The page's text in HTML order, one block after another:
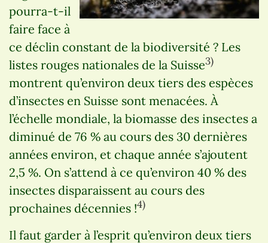
pourra-t-il
faire face à
ce déclin constant de la biodiversité ? Les
listes rouges nationales de la Suisse3)
montrent qu’environ deux tiers des espèces
d’insectes en Suisse sont menacées. À
l’échelle mondiale, la biomasse des insectes a
diminué de 76 % au cours des 30 dernières
années environ, et chaque année s’ajoutent
2,5 %. On s’attend à ce qu’environ 40 % des
insectes disparaissent au cours des
prochaines décennies !4)
Il faut garder à l’esprit qu’environ deux tiers